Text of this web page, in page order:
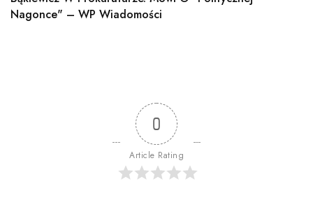
Nagonce" – WP Wiadomości
0
Article Rating